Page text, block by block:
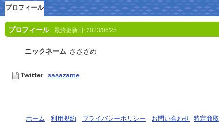
プロフィール
プロフィール 最終更新日: 2023/06/25
ニックネーム ささざめ
Twitter sasazame
ホーム - 利用規約 - プライバシーポリシー - お問い合わせ- 特定商